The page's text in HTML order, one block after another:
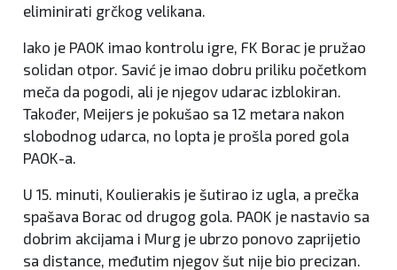
eliminirati grčkog velikana.
Iako je PAOK imao kontrolu igre, FK Borac je pružao
solidan otpor. Savić je imao dobru priliku početkom
meča da pogodi, ali je njegov udarac izblokiran.
Također, Meijers je pokušao sa 12 metara nakon
slobodnog udarca, no lopta je prošla pored gola
PAOK-a.
U 15. minuti, Koulierakis je šutirao iz ugla, a prečka
spašava Borac od drugog gola. PAOK je nastavio sa
dobrim akcijama i Murg je ubrzo ponovo zaprijetio
sa distance, međutim njegov šut nije bio precizan.